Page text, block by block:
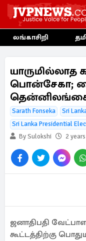
லங்காசிறி
பொன்சேகா;
Sarath Fonseka Sri
Sri Lanka Presidential
By Sulokshi
2
ஜனாதிபதி
கூட்டத்திற்கு